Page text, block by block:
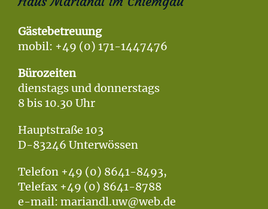
Gästebetreuung
mobil: +49 (0) 171-1447476
Bürozeiten
dienstags und donnerstags
8 bis 10.30 Uhr
Hauptstraße 103
D-83246 Unterwössen
Telefon +49 (0) 8641-8493,
Telefax +49 (0) 8641-8788
e-mail: mariandl.uw@web.de